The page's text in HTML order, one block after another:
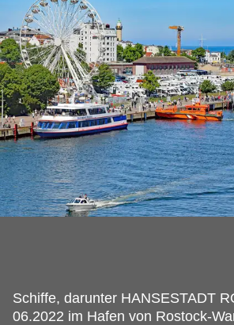
Schiffe, darunter HANSESTADT
06.2022 im Hafen von Rostock-